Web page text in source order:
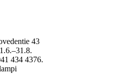
43
434 4376.